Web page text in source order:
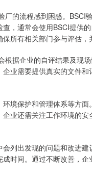
的流程感到困惑。BSCI
，通常会使用BSCI提供
所有相关部门参与评估，
据企业的自评结果及现
业需要提供真实的文件和
境保护和管理体系等方
业还需关注工作环境的
列出发现的问题和改进
时间。通过不断改善，